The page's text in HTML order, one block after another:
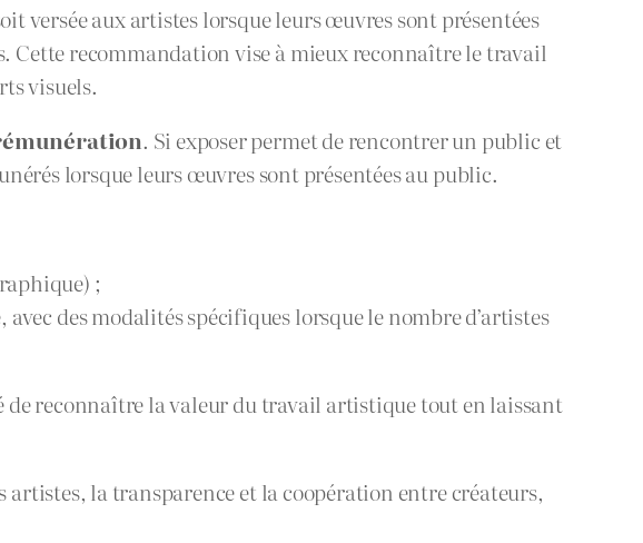
versée aux artistes lorsque leurs œuvres sont présentées
Cette recommandation vise à mieux reconnaître le travail
visuels.
. Si exposer permet de rencontrer un public et
lorsque leurs œuvres sont présentées au public.
;
des modalités spécifiques lorsque le nombre d’artistes
reconnaître la valeur du travail artistique tout en laissant
la transparence et la coopération entre créateurs,